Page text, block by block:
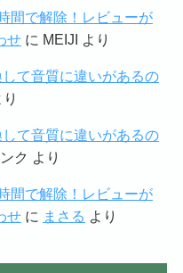
間で解除！レビューが
せに MEIJI より
て音質に違いがあるの
り
て音質に違いがあるの
ク より
間で解除！レビューが
せに まさる より